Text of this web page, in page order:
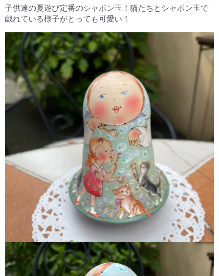
子供達の夏遊び定番のシャボン玉！猫たちとシャボン玉で
戯れている様子がとっても可愛い！